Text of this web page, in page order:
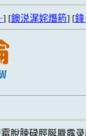
] [鐭涚浘姹熸箹] [鍏
脫脨碌脛脠脣露